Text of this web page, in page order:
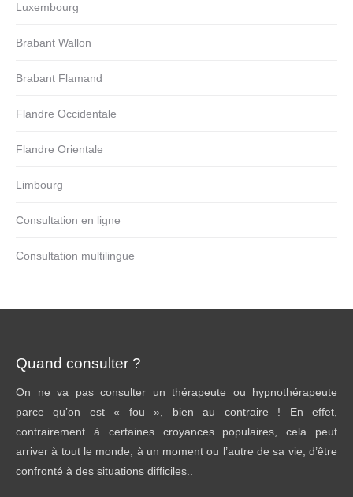
Luxembourg
Brabant Wallon
Brabant Flamand
Flandre Occidentale
Flandre Orientale
Limbourg
Consultation en ligne
Consultation multilingue
Quand consulter ?
On ne va pas consulter un thérapeute ou hypnothérapeute
parce qu’on est « fou », bien au contraire ! En effet,
contrairement à certaines croyances populaires, cela peut
arriver à tout le monde, à un moment ou l’autre de sa vie, d’être
confronté à des situations difficiles..